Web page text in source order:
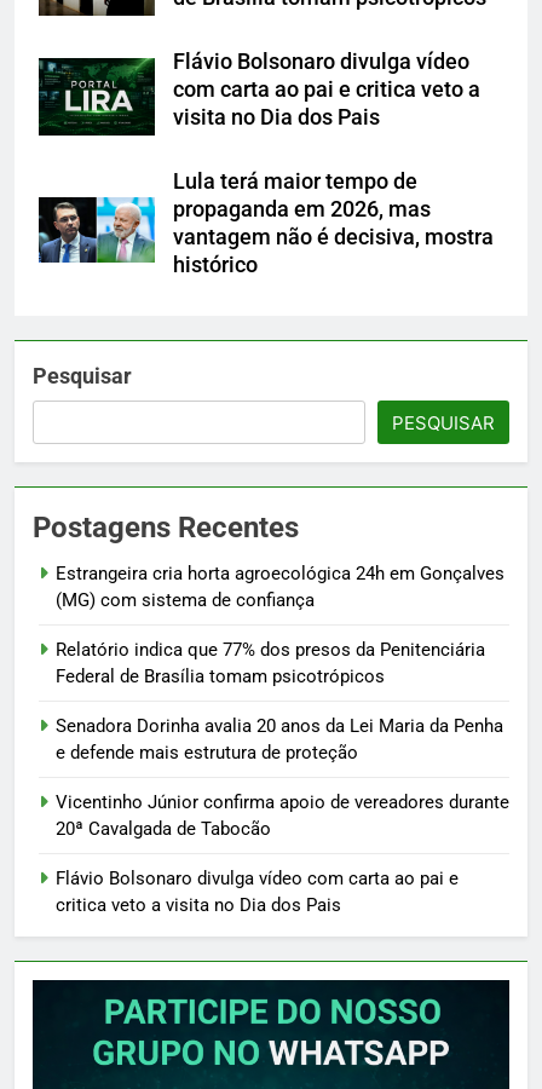
Flávio Bolsonaro divulga vídeo
com carta ao pai e critica veto a
visita no Dia dos Pais
Lula terá maior tempo de
propaganda em 2026, mas
vantagem não é decisiva, mostra
histórico
Pesquisar
PESQUISAR
Postagens Recentes
Estrangeira cria horta agroecológica 24h em Gonçalves
(MG) com sistema de confiança
Relatório indica que 77% dos presos da Penitenciária
Federal de Brasília tomam psicotrópicos
Senadora Dorinha avalia 20 anos da Lei Maria da Penha
e defende mais estrutura de proteção
Vicentinho Júnior confirma apoio de vereadores durante
20ª Cavalgada de Tabocão
Flávio Bolsonaro divulga vídeo com carta ao pai e
critica veto a visita no Dia dos Pais